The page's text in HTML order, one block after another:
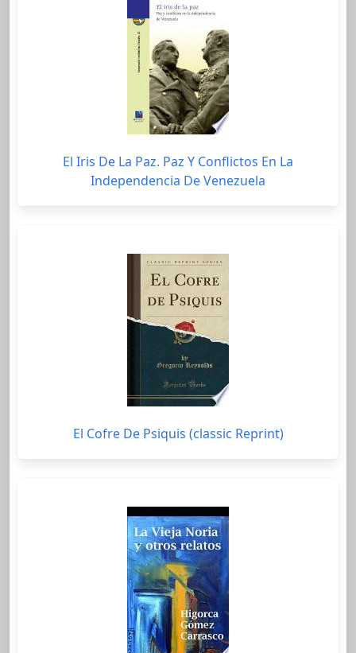
El Iris De La Paz. Paz Y Conflictos En La
Independencia De Venezuela
El Cofre De Psiquis (classic Reprint)